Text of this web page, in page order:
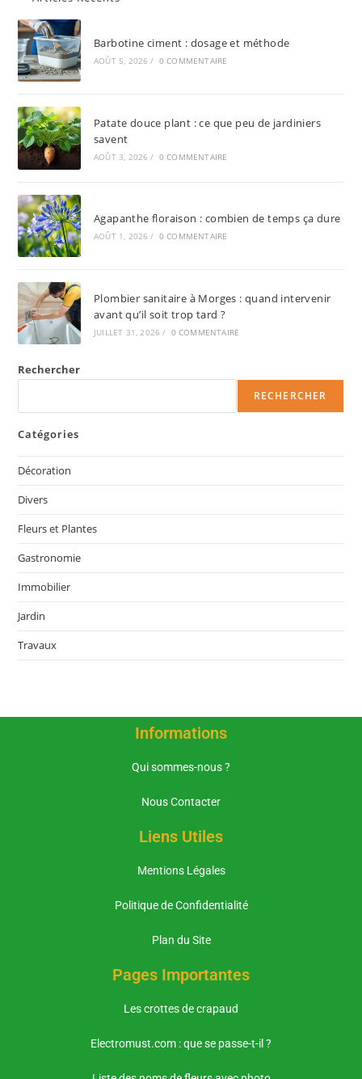
Barbotine ciment : dosage et méthode
AOÛT 5, 2026 / 0 COMMENTAIRE
Patate douce plant : ce que peu de jardiniers
savent
AOÛT 3, 2026 / 0 COMMENTAIRE
Agapanthe floraison : combien de temps ça dure
AOÛT 1, 2026 / 0 COMMENTAIRE
Plombier sanitaire à Morges : quand intervenir
avant qu’il soit trop tard ?
JUILLET 31, 2026 / 0 COMMENTAIRE
Rechercher
RECHERCHER
Catégories
Décoration
Divers
Fleurs et Plantes
Gastronomie
Immobilier
Jardin
Travaux
Informations
Qui sommes-nous ?
Nous Contacter
Liens Utiles
Mentions Légales
Politique de Confidentialité
Plan du Site
Pages Importantes
Les crottes de crapaud
Electromust.com : que se passe-t-il ?